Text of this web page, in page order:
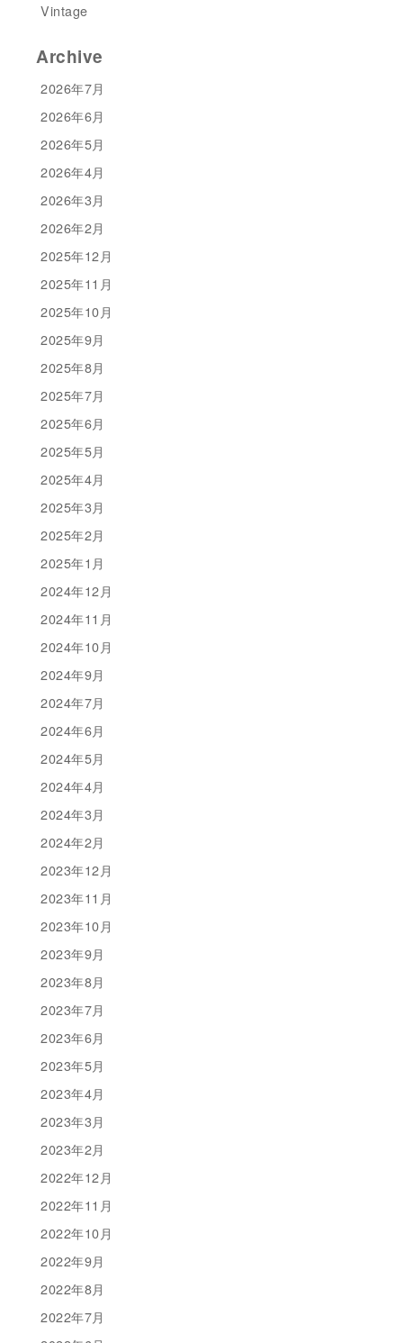
Vintage
Archive
2026年7月
2026年6月
2026年5月
2026年4月
2026年3月
2026年2月
2025年12月
2025年11月
2025年10月
2025年9月
2025年8月
2025年7月
2025年6月
2025年5月
2025年4月
2025年3月
2025年2月
2025年1月
2024年12月
2024年11月
2024年10月
2024年9月
2024年7月
2024年6月
2024年5月
2024年4月
2024年3月
2024年2月
2023年12月
2023年11月
2023年10月
2023年9月
2023年8月
2023年7月
2023年6月
2023年5月
2023年4月
2023年3月
2023年2月
2022年12月
2022年11月
2022年10月
2022年9月
2022年8月
2022年7月